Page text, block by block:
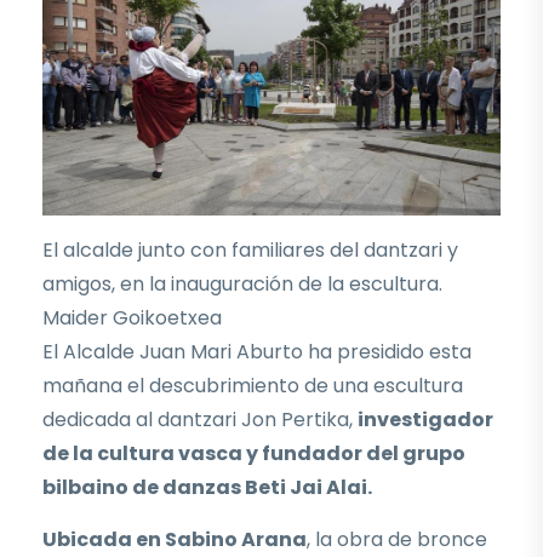
El alcalde junto con familiares del dantzari y
amigos, en la inauguración de la escultura.
Maider Goikoetxea
El Alcalde Juan Mari Aburto ha presidido esta
mañana el descubrimiento de una escultura
dedicada al dantzari Jon Pertika, investigador
de la cultura vasca y fundador del grupo
bilbaino de danzas Beti Jai Alai.
Ubicada en Sabino Arana, la obra de bronce